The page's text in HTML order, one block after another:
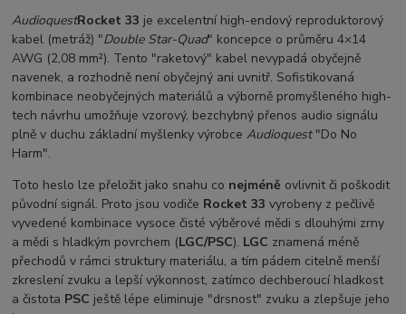
AudioquestRocket 33 je excelentní high-endový reproduktorový
kabel (metráž) "Double Star-Quad" koncepce o průměru 4×14
AWG (2,08 mm²). Tento "raketový" kabel nevypadá obyčejně
navenek, a rozhodně není obyčejný ani uvnitř. Sofistikovaná
kombinace neobyčejných materiálů a výborně promyšleného high-
tech návrhu umožňuje vzorový, bezchybný přenos audio signálu
plně v duchu základní myšlenky výrobceAudioquest"Do No
Harm".
Toto heslo lze přeložit jako snahu co nejméně ovlivnit či poškodit
původní signál. Proto jsou vodiče Rocket 33 vyrobeny z pečlivě
vyvedené kombinace vysoce čisté výběrové mědi s dlouhými zrny
a mědi s hladkým povrchem (LGC/PSC). LGC znamená méně
přechodů v rámci struktury materiálu, a tím pádem citelně menší
zkreslení zvuku a lepší výkonnost, zatímco dechberoucí hladkost
a čistota PSC ještě lépe eliminuje "drsnost" zvuku a zlepšuje jeho